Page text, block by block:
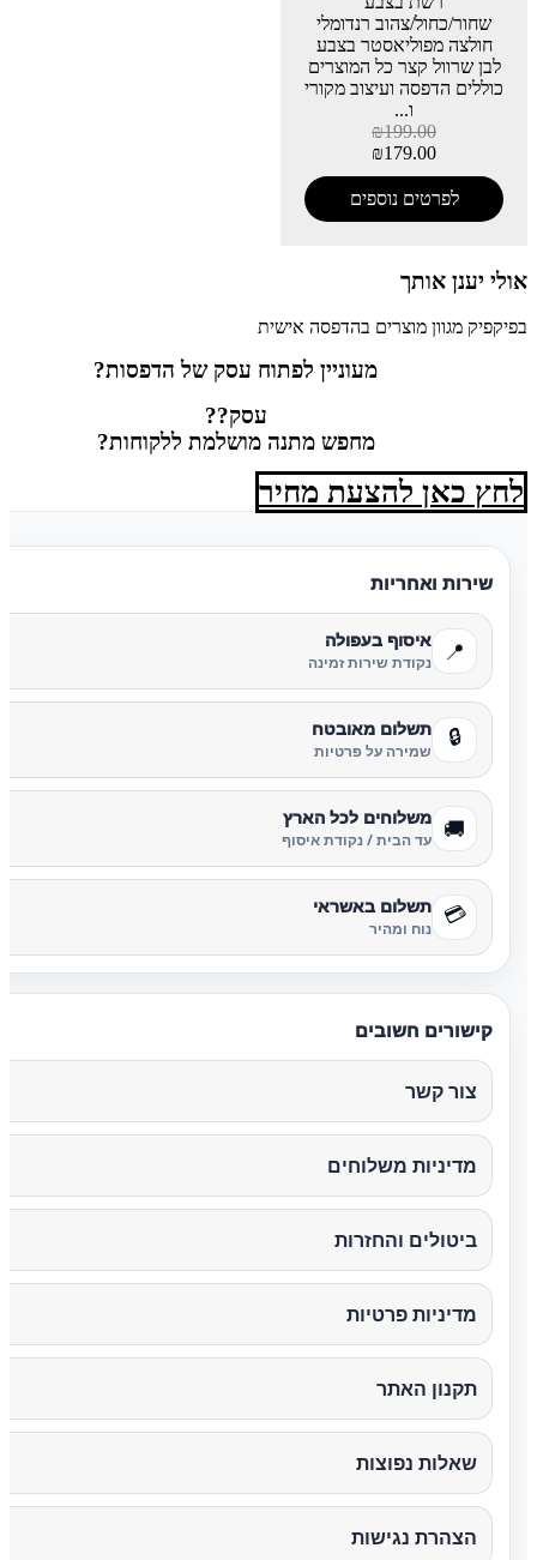
שחור/כחול/צהוב רנדומלי
חולצה מפוליאסטר בצבע
לבן שרוול קצר כל המוצרים
כוללים הדפסה ועיצוב מקורי
ו...
₪199.00
₪179.00
לפרטים נוספים
אולי יענן אותך
בפיקפיק מגוון מוצרים בהדפסה אישית
מעוניין לפתוח עסק של הדפסות?
עסק??
מחפש מתנה מושלמת ללקוחות?
לחץ כאן להצעת מחיר
שירות ואחריות
📍 איסוף בעפולה
נקודת שירות זמינה
🔒 תשלום מאובטח
שמירה על פרטיות
🚚 משלוחים לכל הארץ
עד הבית / נקודת איסוף
💳 תשלום באשראי
נוח ומהיר
קישורים חשובים
צור קשר
מדיניות משלוחים
ביטולים והחזרות
מדיניות פרטיות
תקנון האתר
שאלות נפוצות
הצהרת נגישות